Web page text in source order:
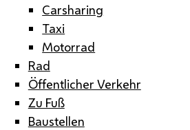
Carsharing
Taxi
Motorrad
Rad
Öffentlicher Verkehr
Zu Fuß
Baustellen